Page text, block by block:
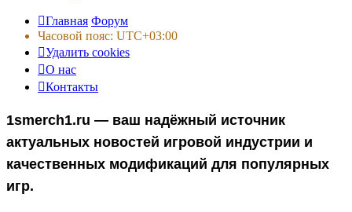
Главная Форум
Часовой пояс: UTC+03:00
Удалить cookies
О нас
Контакты
1smerch1.ru — ваш надёжный источник
актуальных новостей игровой индустрии и
качественных модификаций для популярных
игр.